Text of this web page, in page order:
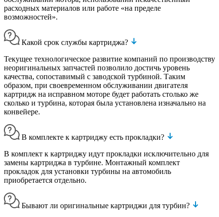
расходных материалов или работе «на пределе
возможностей».
Какой срок службы картриджа?
Текущее технологическое развитие компаний по производству
неоригинальных запчастей позволило достичь уровень
качества, сопоставимый с заводской турбиной. Таким
образом, при своевременном обслуживании двигателя
картридж на исправном моторе будет работать столько же
сколько и турбина, которая была установлена изначально на
конвейере.
В комплекте к картриджу есть прокладки?
В комплект к картриджу идут прокладки исключительно для
замены картриджа в турбине. Монтажный комплект
прокладок для установки турбины на автомобиль
приобретается отдельно.
Бывают ли оригинальные картриджи для турбин?